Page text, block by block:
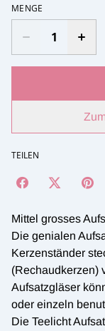
MENGE
TEILEN
Mittel grosses
Die genialen
Kerzenständer
(Rechaudkerzen)
Aufsatzgläser
oder einzeln
Die Teelicht